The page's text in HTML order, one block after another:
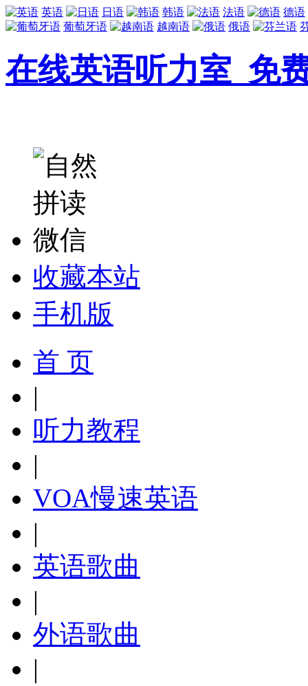
英语 日语 韩语 法语
德语
葡萄牙语
越南语 俄语
在线英语听力室_免
收藏本站
手机版
首 页
|
听力教程
|
VOA慢速英语
|
英语歌曲
|
外语歌曲
|